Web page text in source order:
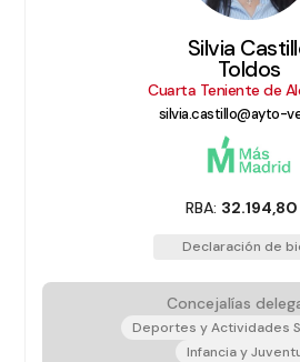
Silvia
Toldos
Cuarta Teniente de
silvia.castillo@ayto-
RBA:
Declaración de
Concejalías
Deportes y Actividades
Infancia y